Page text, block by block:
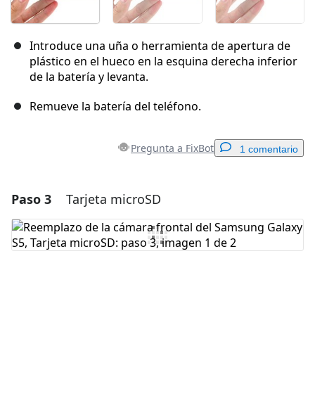
Introduce una uña o herramienta de apertura de
plástico en el hueco en la esquina derecha inferior
de la batería y levanta.
Remueve la batería del teléfono.
Pregunta a FixBot 1 comentario
Agregar un comentario
Agregar Comentario
Paso 3 Tarjeta microSD